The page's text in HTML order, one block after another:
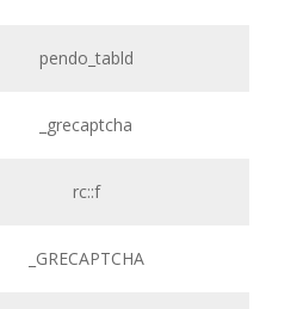
pendo_tabld
_grecaptcha
rc::f
_GRECAPTCHA